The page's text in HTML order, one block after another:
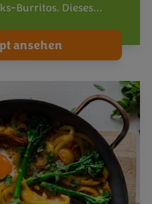
Burritos. Dieses…
ansehen